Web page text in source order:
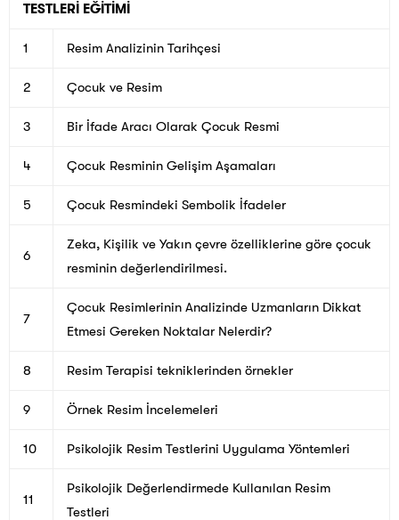
TESTLERİ EĞİTİMİ
1 Resim Analizinin Tarihçesi
2 Çocuk ve Resim
3 Bir İfade Aracı Olarak Çocuk Resmi
4 Çocuk Resminin Gelişim Aşamaları
5 Çocuk Resmindeki Sembolik İfadeler
6
Zeka, Kişilik ve Yakın çevre özelliklerine göre çocuk
resminin değerlendirilmesi.
7
Çocuk Resimlerinin Analizinde Uzmanların Dikkat
Etmesi Gereken Noktalar Nelerdir?
8 Resim Terapisi tekniklerinden örnekler
9 Örnek Resim İncelemeleri
10 Psikolojik Resim Testlerini Uygulama Yöntemleri
11
Psikolojik Değerlendirmede Kullanılan Resim
Testleri